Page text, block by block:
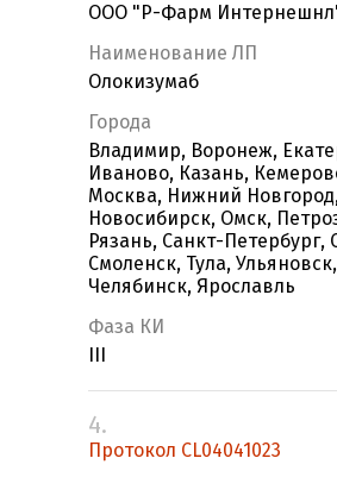
ООО "Р-Фарм
Наименование ЛП
Олокизумаб
Города
Владимир, Воронеж,
Иваново, Казань,
Москва, Нижний
Новосибирск, Омск,
Рязань, Санкт-Петербург,
Смоленск, Тула, Ульяновск,
Челябинск, Ярославль
Фаза КИ
4.
Протокол CL04041023